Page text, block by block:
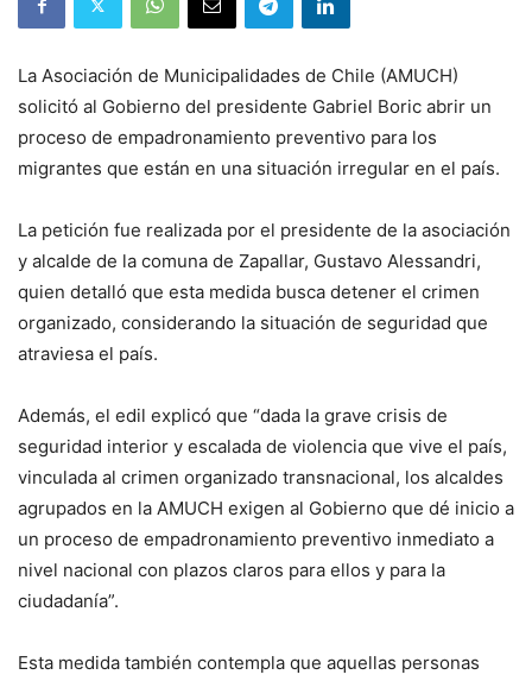
La Asociación de Municipalidades de Chile (AMUCH)
solicitó al Gobierno del presidente Gabriel Boric abrir un
proceso de empadronamiento preventivo para los
migrantes que están en una situación irregular en el país.
La petición fue realizada por el presidente de la asociación
y alcalde de la comuna de Zapallar, Gustavo Alessandri,
quien detalló que esta medida busca detener el crimen
organizado, considerando la situación de seguridad que
atraviesa el país.
Además, el edil explicó que “dada la grave crisis de
seguridad interior y escalada de violencia que vive el país,
vinculada al crimen organizado transnacional, los alcaldes
agrupados en la AMUCH exigen al Gobierno que dé inicio a
un proceso de empadronamiento preventivo inmediato a
nivel nacional con plazos claros para ellos y para la
ciudadanía”.
Esta medida también contempla que aquellas personas